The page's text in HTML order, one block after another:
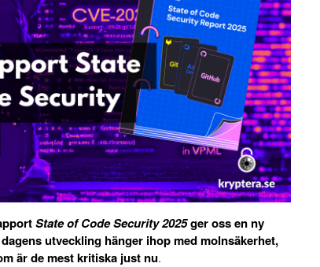
State of Code Security 2025ger oss en ny
utveckling hänger ihop med molnsäkerhet,
är de mest kritiska just nu.